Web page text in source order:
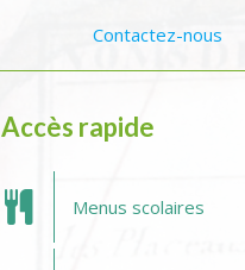
Contactez-nous
Accès rapide
Menus scolaires